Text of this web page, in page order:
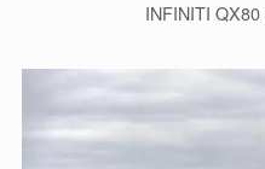
INFINITI